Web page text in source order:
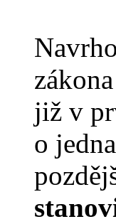
již v
o